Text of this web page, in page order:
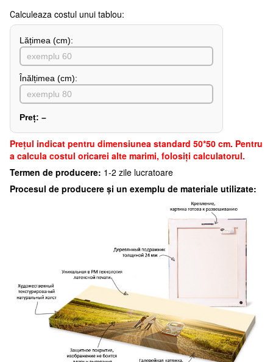
Сalculeaza costul unui tablou:
Lățimea (сm):
Înălțimea (cm):
Preț: –
Preţul indicat pentru dimensiunea standard 50*50 cm. Pentru
a calcula costul oricarei alte marimi, folosiți calculatorul.
Termen de producere: 1-2 zile lucratoare
Procesul de producere și un exemplu de materiale utilizate: